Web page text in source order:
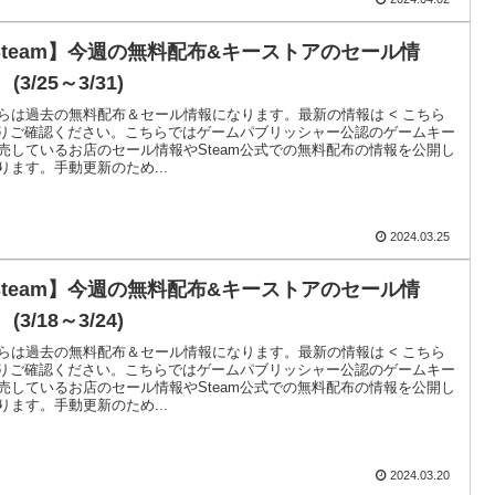
】今週の無料配布&キーストアのセール情
(3/25～3/31)
は過去の無料配布＆セール情報になります。最新の情報は < こちら
ご確認ください。こちらではゲームパブリッシャー公認のゲームキー
しているお店のセール情報やSteam公式での無料配布の情報を公開し
ます。手動更新のため...
2024.03.25
】今週の無料配布&キーストアのセール情
(3/18～3/24)
は過去の無料配布＆セール情報になります。最新の情報は < こちら
ご確認ください。こちらではゲームパブリッシャー公認のゲームキー
しているお店のセール情報やSteam公式での無料配布の情報を公開し
ます。手動更新のため...
2024.03.20